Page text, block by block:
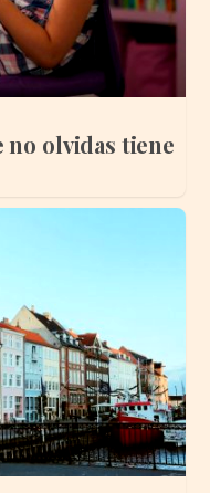
no olvidas tiene